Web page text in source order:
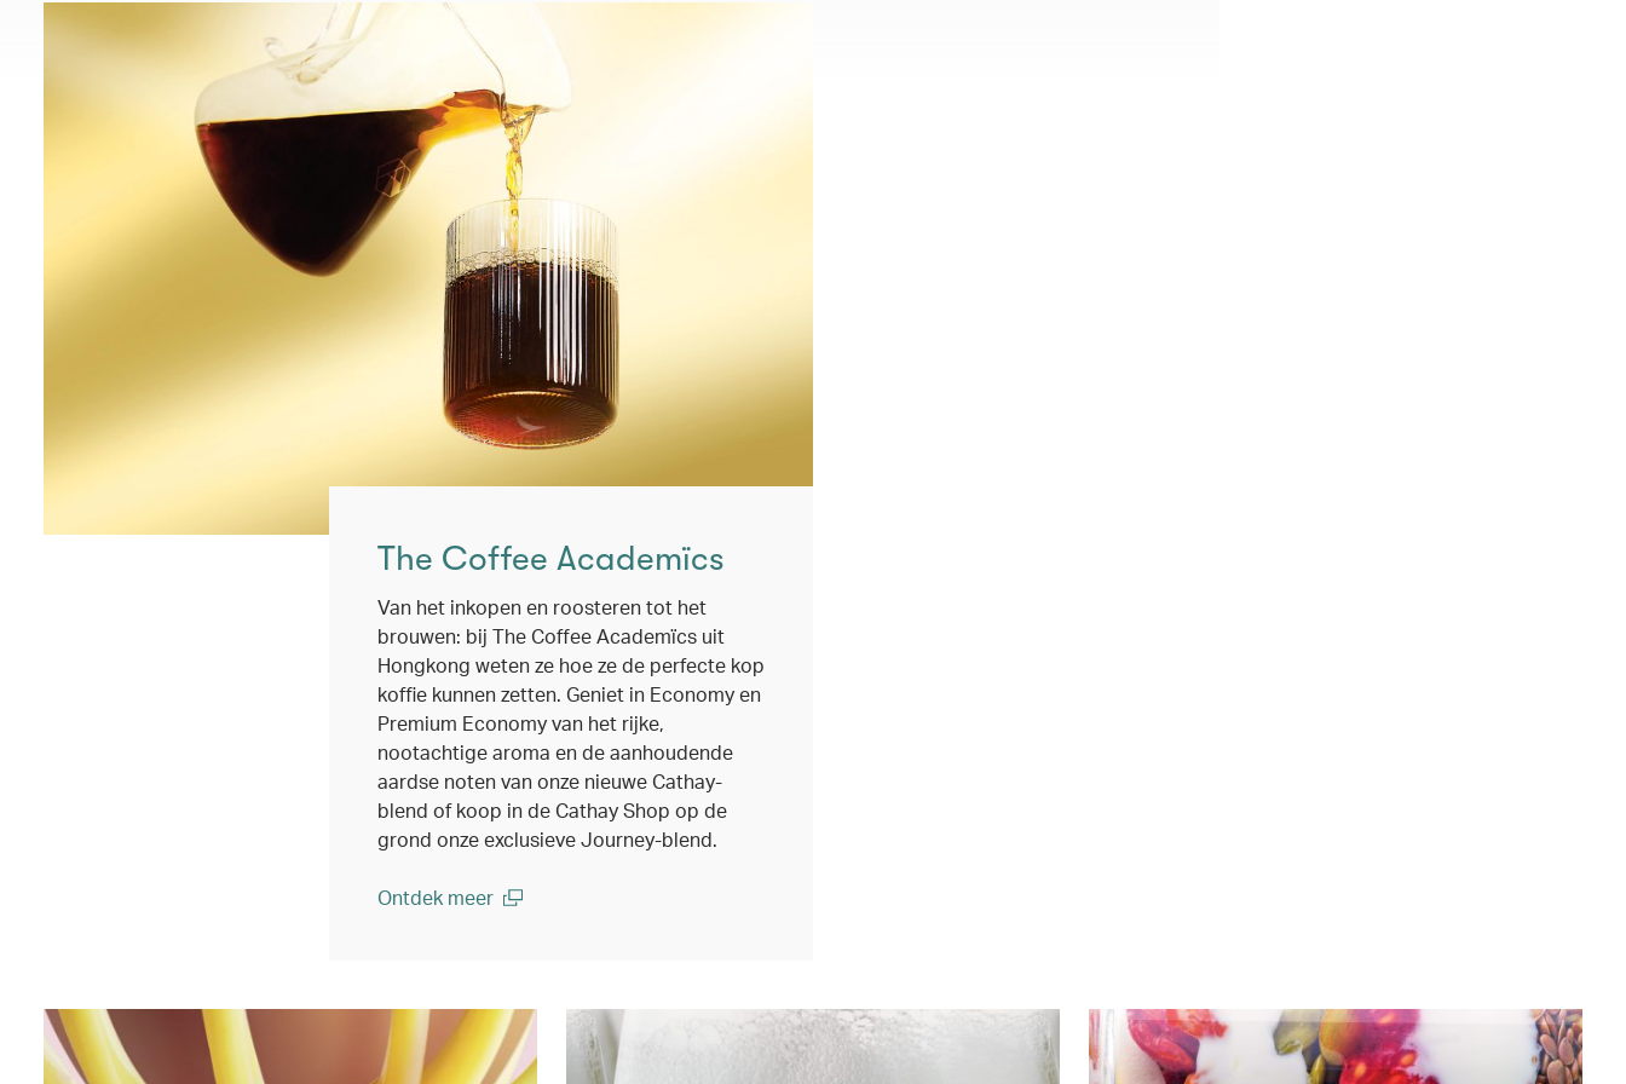
The Coffee Academïcs
Van het inkopen en roosteren tot het
brouwen: bij The Coffee Academïcs uit
Hongkong weten ze hoe ze de perfecte kop
koffie kunnen zetten. Geniet in Economy en
Premium Economy van het rijke,
nootachtige aroma en de aanhoudende
aardse noten van onze nieuwe Cathay-
blend of koop in de Cathay Shop op de
grond onze exclusieve Journey-blend.
Ontdek meer